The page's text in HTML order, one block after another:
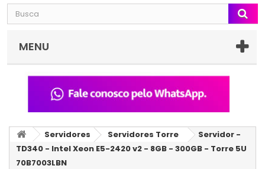
MENU
Servidores Servidores Torre
Servidor -
TD340 - Intel Xeon E5-2420 v2 - 8GB - 300GB - Torre 5U
70B7003LBN